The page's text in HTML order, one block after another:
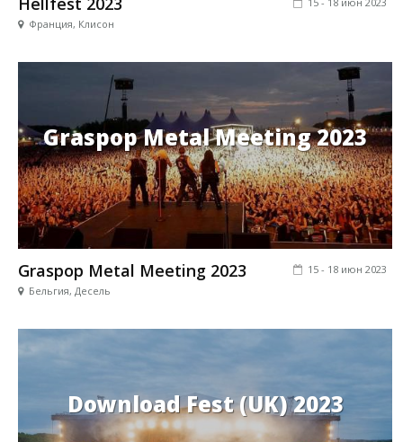
Франция, Клисон
Graspop Metal Meeting 2023
Graspop Metal Meeting 2023
Бельгия, Десель
15 - 18 июн 2023
Download Fest (UK) 2023